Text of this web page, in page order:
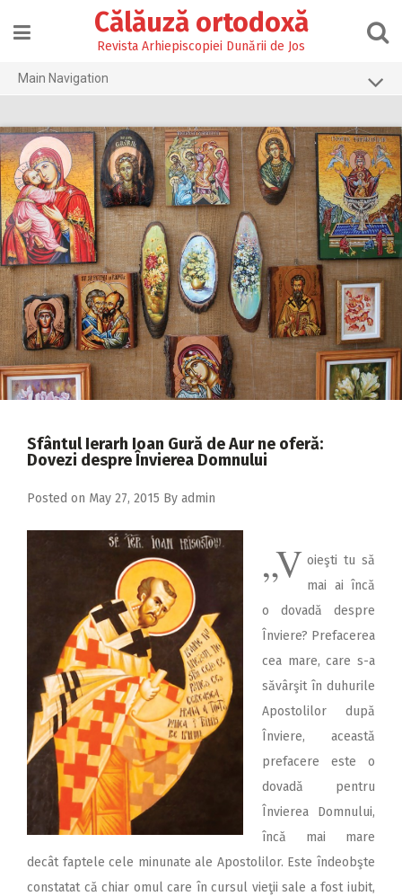
content
Călăuză ortodoxă
Revista Arhiepiscopiei Dunării de Jos
Main Navigation
2026
2025
2024
2023
2022
2021
2020
2019
2017
2010
2009
Sfântul Ierarh Ioan Gură de Aur ne oferă:
Dovezi despre Învierea Domnului
Posted on May 27, 2015 By admin
„V oieşti tu să
mai ai încă
o dovadă despre
Înviere? Prefacerea
cea mare, care s-a
săvârşit în duhurile
Apostolilor după
Înviere, această
prefacere este o
dovadă pentru
Învierea Domnului,
încă mai mare
decât faptele cele minunate ale Apostolilor. Este îndeobşte
constatat că chiar omul care în cursul vieţii sale a fost iubit,